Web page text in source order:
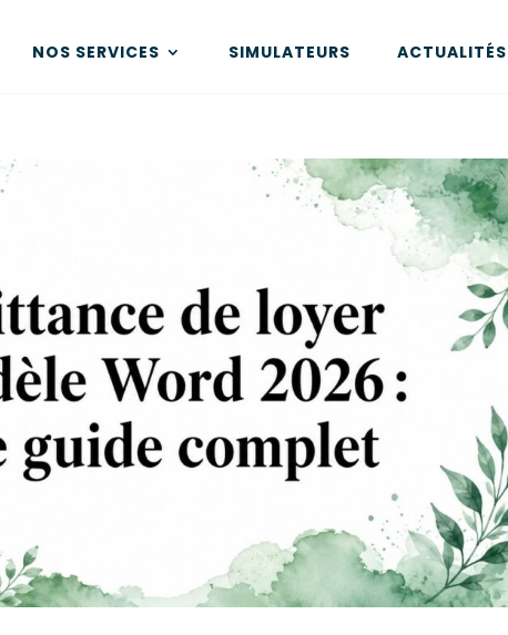
NOS SERVICES SIMULATEURS ACTUALITÉS